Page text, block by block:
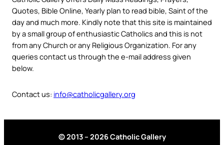
Quotes, Bible Online, Yearly plan to read bible, Saint of the
day and much more. Kindly note that this site is maintained
by a small group of enthusiastic Catholics and this is not
from any Church or any Religious Organization. For any
queries contact us through the e-mail address given
below.
Contact us: info@catholicgallery.org
© 2013 – 2026 Catholic Gallery